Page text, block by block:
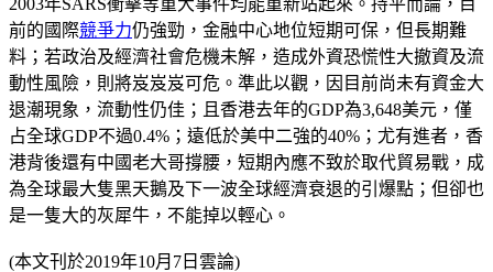
前的國際競爭力仍強勁，金融中心地位短期可保，但長期難
料；若政治及經濟社會危機未解，造成外資恐慌性大撤資及流
動性風險，則將岌岌岌可危。準此以觀，因目前尚未有資金大
退潮現象，流動性仍佳；且香港去年的GDP為3,648美元，僅
占全球GDP不過0.4%；遠低於美中二強的40%；尤有進者，香
港背後還有中國老大哥撐腰，短期內應不致於取代貿易戰，成
為全球最大隻黑天鵝及下一波全球經濟衰退的引爆點；但卻也
是一隻大的灰犀牛，不能掉以輕心。
(本文刊於2019年10月7日雲論)